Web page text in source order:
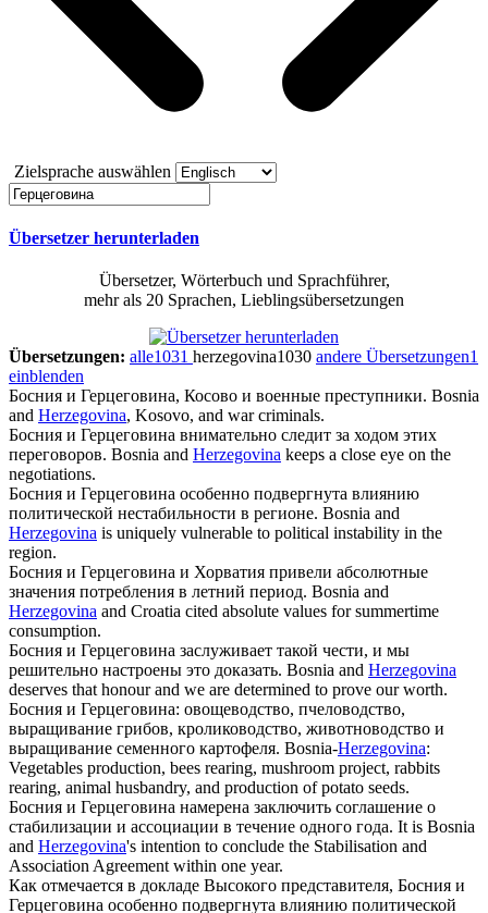
Zielsprache auswählen
Übersetzer herunterladen
Übersetzer, Wörterbuch und Sprachführer,
mehr als 20 Sprachen, Lieblingsübersetzungen
Übersetzungen: alle1031 herzegovina1030 andere Übersetzungen1
einblenden
Босния и Герцеговина, Косово и военные преступники. Bosnia
and Herzegovina, Kosovo, and war criminals.
Босния и Герцеговина внимательно следит за ходом этих
переговоров. Bosnia and Herzegovina keeps a close eye on the
negotiations.
Босния и Герцеговина особенно подвергнута влиянию
политической нестабильности в регионе. Bosnia and
Herzegovina is uniquely vulnerable to political instability in the
region.
Босния и Герцеговина и Хорватия привели абсолютные
значения потребления в летний период. Bosnia and
Herzegovina and Croatia cited absolute values for summertime
consumption.
Босния и Герцеговина заслуживает такой чести, и мы
решительно настроены это доказать. Bosnia and Herzegovina
deserves that honour and we are determined to prove our worth.
Босния и Герцеговина: овощеводство, пчеловодство,
выращивание грибов, кролиководство, животноводство и
выращивание семенного картофеля. Bosnia-Herzegovina:
Vegetables production, bees rearing, mushroom project, rabbits
rearing, animal husbandry, and production of potato seeds.
Босния и Герцеговина намерена заключить соглашение о
стабилизации и ассоциации в течение одного года. It is Bosnia
and Herzegovina's intention to conclude the Stabilisation and
Association Agreement within one year.
Как отмечается в докладе Высокого представителя, Босния и
Герцеговина особенно подвергнута влиянию политической